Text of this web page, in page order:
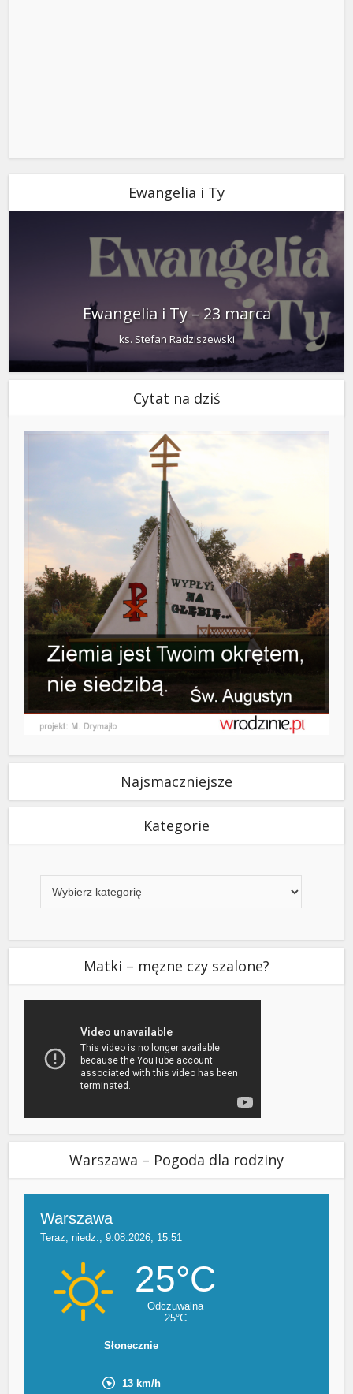
Ewangelia i Ty
Ewangelia i Ty – 23 marca
ks. Stefan Radziszewski
Cytat na dziś
Najsmaczniejsze
Kategorie
Matki – męzne czy szalone?
Warszawa – Pogoda dla rodziny